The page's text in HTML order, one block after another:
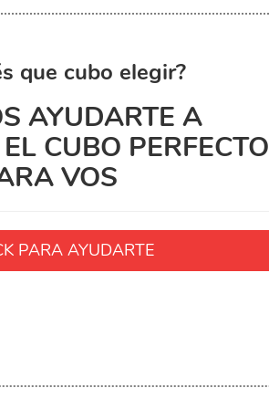
que cubo elegir?
AYUDARTE A
CUBO PERFECTO
VOS
PARA AYUDARTE